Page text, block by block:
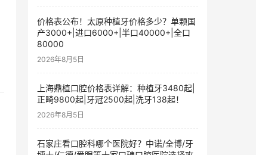
价格表公布！太原种植牙价格多少？单颗国
产3000+|进口6000+|半口40000+|全口
80000
2026年8月5日
上海鼎植口腔价格表详解：种植牙3480起|
正畸9800起|牙冠2500起|洗牙138起！
2026年8月5日
石家庄看口腔科哪个医院好？中诺/全博/牙